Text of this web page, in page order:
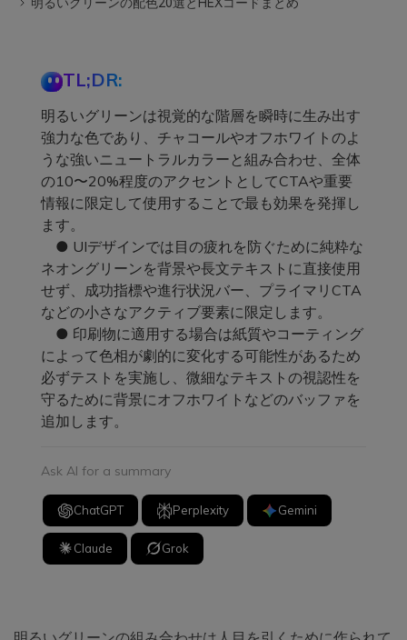
TL;DR:
明るいグリーンは視覚的な階層を瞬時に生み出す
強力な色であり、チャコールやオフホワイトのよ
うな強いニュートラルカラーと組み合わせ、全体
の10〜20%程度のアクセントとしてCTAや重要
情報に限定して使用することで最も効果を発揮し
ます。
● UIデザインでは目の疲れを防ぐために純粋な
ネオングリーンを背景や長文テキストに直接使用
せず、成功指標や進行状況バー、プライマリCTA
などの小さなアクティブ要素に限定します。
● 印刷物に適用する場合は紙質やコーティング
によって色相が劇的に変化する可能性があるため
必ずテストを実施し、微細なテキストの視認性を
守るために背景にオフホワイトなどのバッファを
追加します。
Ask AI for a summary
ChatGPT Perplexity Gemini
Claude Grok